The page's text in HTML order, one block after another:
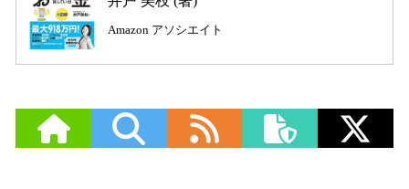
Amazon アソシエイト